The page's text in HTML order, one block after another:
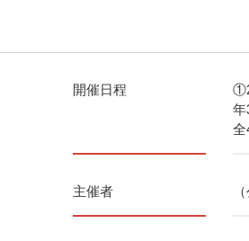
開催日程
年
全
主催者